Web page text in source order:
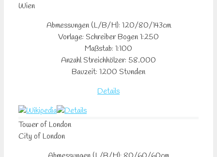
Wien
Abmessungen (L/B/H): 120/80/143cm
Vorlage: Schreiber Bogen 1:250
Maßstab: 1:100
Anzahl Streichhölzer: 58.000
Bauzeit: 1200 Stunden
Details
Tower of London
City of London